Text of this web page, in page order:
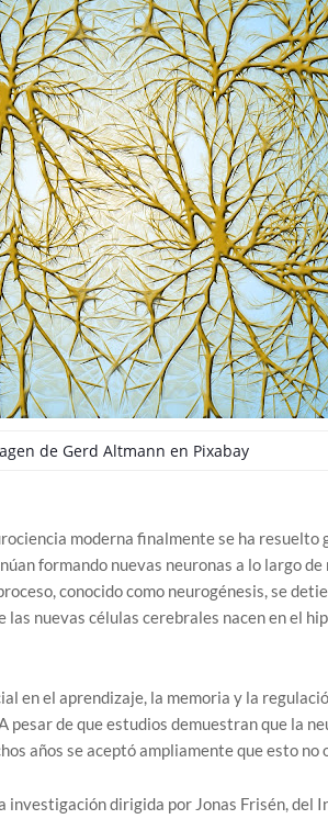
de Gerd Altmann en Pixabay
moderna finalmente se ha resuelto
formando nuevas neuronas a lo largo
conocido como neurogénesis, se
nuevas células cerebrales nacen en el
en el aprendizaje, la memoria y la
de que estudios demuestran que la
años se aceptó ampliamente que esto no
investigación dirigida por Jonas Frisén,